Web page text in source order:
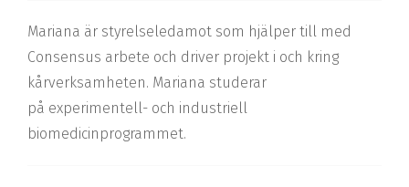
Mariana är styrelseledamot som hjälper till med
Consensus arbete och driver projekt i och kring
kårverksamheten. Mariana studerar
på experimentell- och industriell
biomedicinprogrammet.